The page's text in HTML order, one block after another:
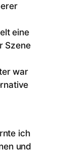
eine
Szene
war
ich
und